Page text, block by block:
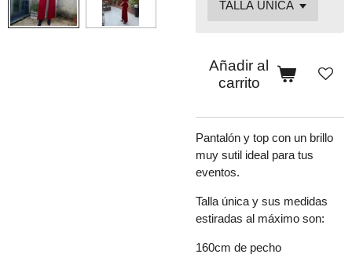
Añadir al
carrito
Pantalón y top con un brillo
muy sutil ideal para tus
eventos.
Talla única y sus medidas
estiradas al máximo son:
160cm de pecho